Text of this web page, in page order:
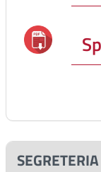
SEGRETERIA